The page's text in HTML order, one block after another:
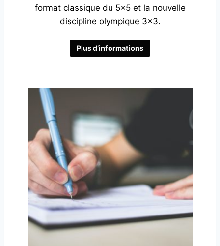
format classique du 5×5 et la nouvelle
discipline olympique 3×3.
Plus d’informations